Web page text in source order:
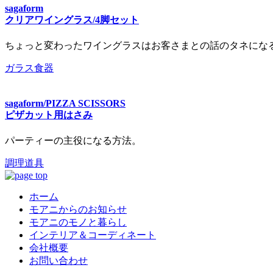
sagaform
クリアワイングラス/4脚セット
ちょっと変わったワイングラスはお客さまとの話のタネにな
ガラス食器
sagaform/PIZZA SCISSORS
ピザカット用はさみ
パーティーの主役になる方法。
調理道具
ホーム
モアニからのお知らせ
モアニのモノと暮らし
インテリア＆コーディネート
会社概要
お問い合わせ